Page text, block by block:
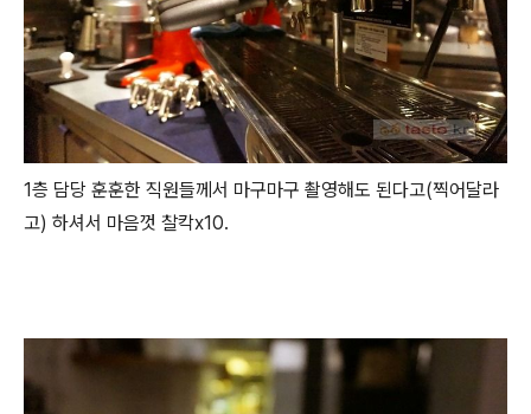
1층 담당 훈훈한 직원들께서 마구마구 촬영해도 된다고(찍어달라
고) 하셔서 마음껏 찰칵x10.